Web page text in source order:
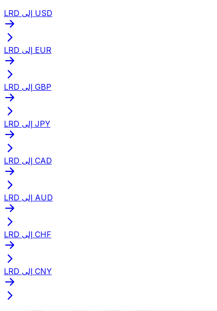
LRD إلى USD
LRD إلى EUR
LRD إلى GBP
LRD إلى JPY
LRD إلى CAD
LRD إلى AUD
LRD إلى CHF
LRD إلى CNY